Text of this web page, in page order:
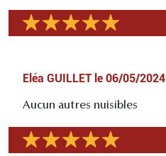
Eléa GUILLET le 06/05/2024
Aucun autres nuisibles